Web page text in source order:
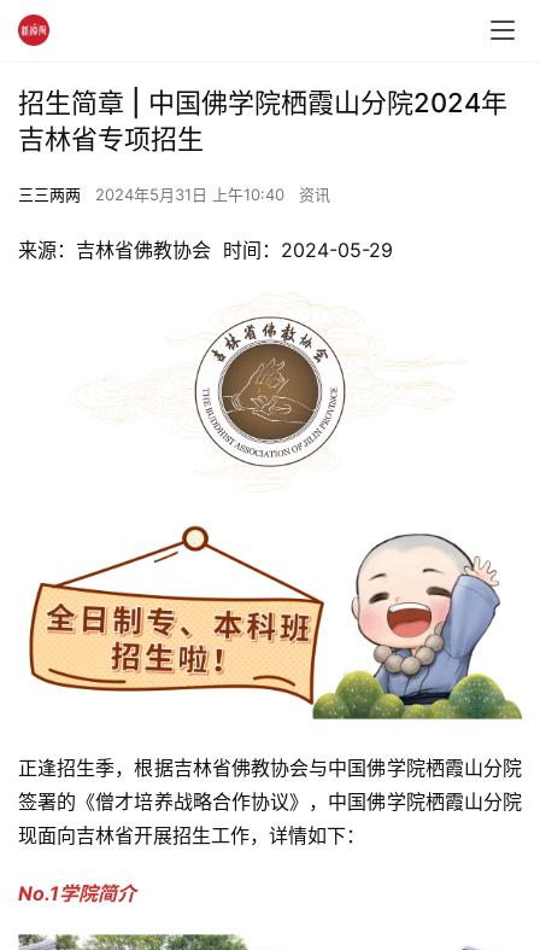
招生简章 | 中国佛学院栖霞山分院2024年
吉林省专项招生
三三两两 2024年5月31日 上午10:40 资讯
来源：吉林省佛教协会  时间：2024-05-29
正逢招生季，根据吉林省佛教协会与中国佛学院栖霞山分院
签署的《僧才培养战略合作协议》，中国佛学院栖霞山分院
现面向吉林省开展招生工作，详情如下：
No.1学院简介